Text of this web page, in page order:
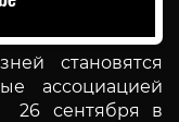
становятся
ассоциацией
26 сентября в